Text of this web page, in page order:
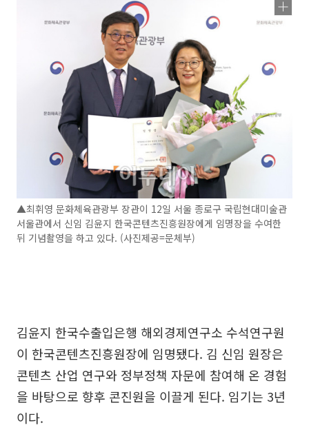
▲최휘영 문화체육관광부 장관이 12일 서울 종로구 국립현대미술관
서울관에서 신임 김윤지 한국콘텐츠진흥원장에게 임명장을 수여한
뒤 기념촬영을 하고 있다. (사진제공=문체부)
김윤지 한국수출입은행 해외경제연구소 수석연구원
이 한국콘텐츠진흥원장에 임명됐다. 김 신임 원장은
콘텐츠 산업 연구와 정부정책 자문에 참여해 온 경험
을 바탕으로 향후 콘진원을 이끌게 된다. 임기는 3년
이다.